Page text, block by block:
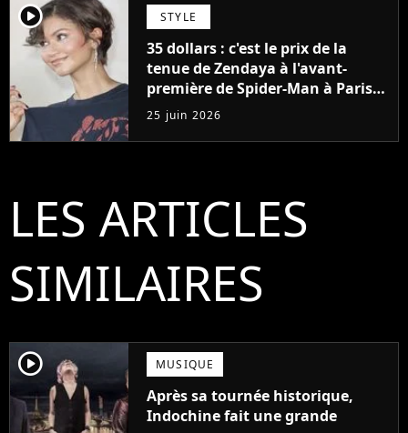
player2 STYLE
35 dollars : c'est le prix de la
tenue de Zendaya à l'avant-
première de Spider-Man à Paris,
"Le style n'a pas besoin de coûter
une fortune"
25 juin 2026
LES ARTICLES
SIMILAIRES
player2 MUSIQUE
Après sa tournée historique,
Indochine fait une grande